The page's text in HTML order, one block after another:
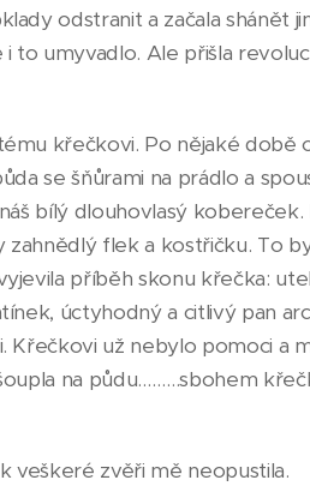
odstranit a začala shánět
umyvadlo. Ale přišla
křečkovi. Po nějaké době
se šňůrami na prádlo a
bílý dlouhovlasý kobereček.
flek a kostřičku. To
příběh skonu křečka:
úctyhodný a citlivý pan
Křečkovi už nebylo pomoci a
na půdu………sbohem
veškeré zvěři mě neopustila.